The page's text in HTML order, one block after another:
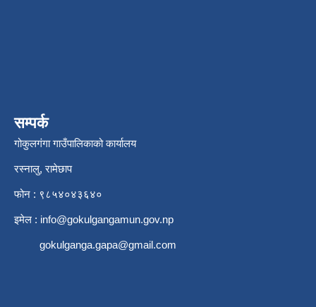
सम्पर्क
गोकुलगंगा गाउँपालिकाको कार्यालय
रस्नालु, रामेछाप
फोन : ९८५४०४३६४०
इमेल : info@gokulgangamun.gov.np
gokulganga.gapa@gmail.com